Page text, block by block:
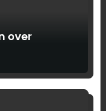
over